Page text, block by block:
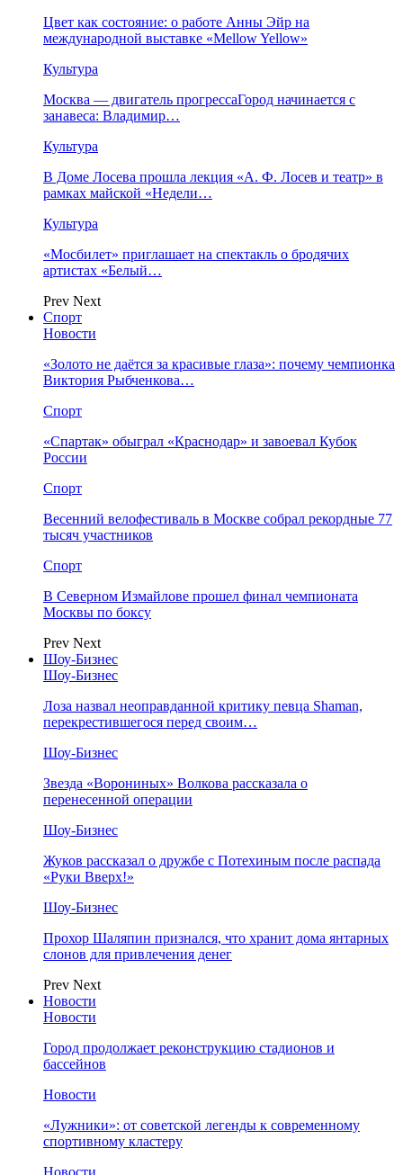
Цвет как состояние: о работе Анны Эйр на
международной выставке «Mellow Yellow»
Культура
Москва — двигатель прогрессаГород начинается с
занавеса: Владимир…
Культура
В Доме Лосева прошла лекция «А. Ф. Лосев и театр» в
рамках майской «Недели…
Культура
«Мосбилет» приглашает на спектакль о бродячих
артистах «Белый…
Prev Next
Спорт
Новости
«Золото не даётся за красивые глаза»: почему чемпионка
Виктория Рыбченкова…
Спорт
«Спартак» обыграл «Краснодар» и завоевал Кубок
России
Спорт
Весенний велофестиваль в Москве собрал рекордные 77
тысяч участников
Спорт
В Северном Измайлове прошел финал чемпионата
Москвы по боксу
Prev Next
Шоу-Бизнес
Шоу-Бизнес
Лоза назвал неоправданной критику певца Shaman,
перекрестившегося перед своим…
Шоу-Бизнес
Звезда «Ворониных» Волкова рассказала о
перенесенной операции
Шоу-Бизнес
Жуков рассказал о дружбе с Потехиным после распада
«Руки Вверх!»
Шоу-Бизнес
Прохор Шаляпин признался, что хранит дома янтарных
слонов для привлечения денег
Prev Next
Новости
Новости
Город продолжает реконструкцию стадионов и
бассейнов
Новости
«Лужники»: от советской легенды к современному
спортивному кластеру
Новости